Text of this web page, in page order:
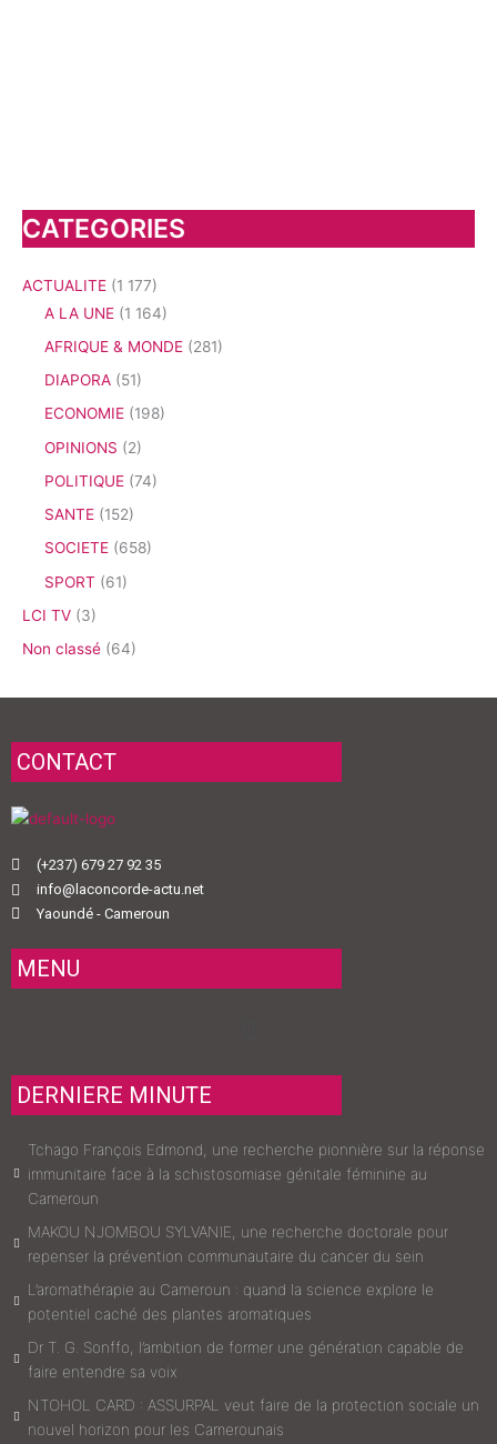
CATEGORIES
ACTUALITE (1 177)
A LA UNE (1 164)
AFRIQUE & MONDE (281)
DIAPORA (51)
ECONOMIE (198)
OPINIONS (2)
POLITIQUE (74)
SANTE (152)
SOCIETE (658)
SPORT (61)
LCI TV (3)
Non classé (64)
CONTACT
(+237) 679 27 92 35
info@laconcorde-actu.net
Yaoundé - Cameroun
MENU
DERNIERE MINUTE
Tchago François Edmond, une recherche pionnière sur la réponse
immunitaire face à la schistosomiase génitale féminine au
Cameroun
MAKOU NJOMBOU SYLVANIE, une recherche doctorale pour
repenser la prévention communautaire du cancer du sein
L’aromathérapie au Cameroun : quand la science explore le
potentiel caché des plantes aromatiques
Dr T. G. Sonffo, l’ambition de former une génération capable de
faire entendre sa voix
NTOHOL CARD : ASSURPAL veut faire de la protection sociale un
nouvel horizon pour les Camerounais